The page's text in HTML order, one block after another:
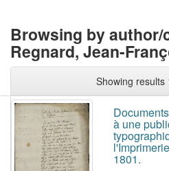
Browsing by
Regnard, Jean-
Showing results
à une
1801.